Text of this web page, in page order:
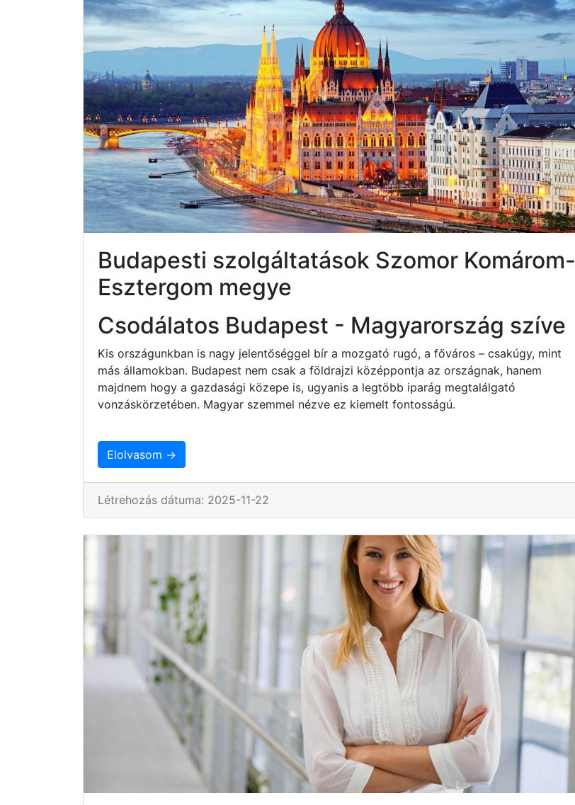
Budapesti szolgáltatások Szomor Komárom-
Esztergom megye
Csodálatos Budapest - Magyarország szíve
Kis országunkban is nagy jelentőséggel bír a mozgató rugó, a főváros – csakúgy, mint
más államokban. Budapest nem csak a földrajzi középpontja az országnak, hanem
majdnem hogy a gazdasági közepe is, ugyanis a legtöbb iparág megtalálgató
vonzáskörzetében. Magyar szemmel nézve ez kiemelt fontosságú.
Elolvasom →
Létrehozás dátuma: 2025-11-22